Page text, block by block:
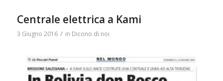
Centrale elettrica a Kami
3 Giugno 2016 / in Dicono di noi